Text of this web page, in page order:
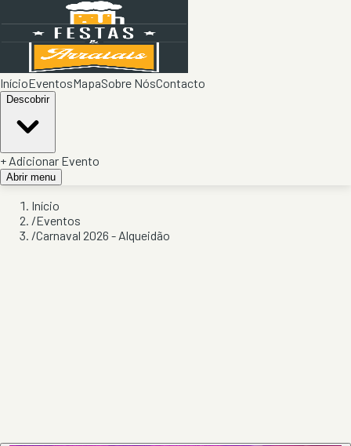
InícioEventosMapaSobre NósContacto
Descobrir
+ Adicionar Evento
Abrir menu
Início
/Eventos
/Carnaval 2026 - Alqueidão